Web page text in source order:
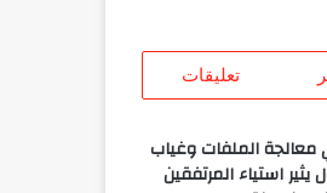
تعليقات
الملفات وغياب
استياء المرتفقين